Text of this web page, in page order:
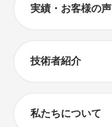
実績・お客様の声
技術者紹介
私たちについて